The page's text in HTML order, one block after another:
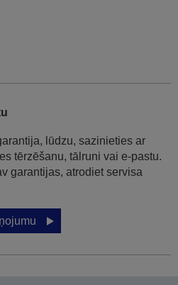
lūdzu, sazinieties ar
tērzēšanu, tālruni vai e-pastu.
garantijas, atrodiet servisa